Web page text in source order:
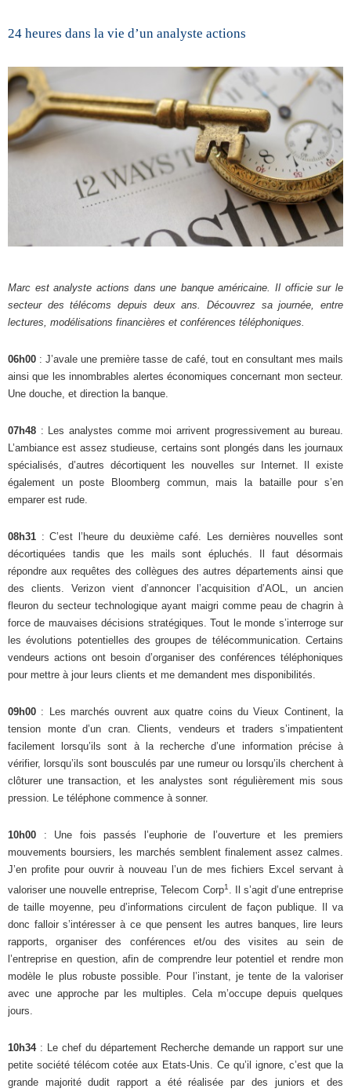
24 heures dans la vie d’un analyste actions
Marc est analyste actions dans une banque américaine. Il officie sur le
secteur des télécoms depuis deux ans. Découvrez sa journée, entre
lectures, modélisations financières et conférences téléphoniques.
06h00 : J’avale une première tasse de café, tout en consultant mes mails
ainsi que les innombrables alertes économiques concernant mon secteur.
Une douche, et direction la banque.
07h48 : Les analystes comme moi arrivent progressivement au bureau.
L’ambiance est assez studieuse, certains sont plongés dans les journaux
spécialisés, d’autres décortiquent les nouvelles sur Internet. Il existe
également un poste Bloomberg commun, mais la bataille pour s’en
emparer est rude.
08h31 : C’est l’heure du deuxième café. Les dernières nouvelles sont
décortiquées tandis que les mails sont épluchés. Il faut désormais
répondre aux requêtes des collègues des autres départements ainsi que
des clients. Verizon vient d’annoncer l’acquisition d’AOL, un ancien
fleuron du secteur technologique ayant maigri comme peau de chagrin à
force de mauvaises décisions stratégiques. Tout le monde s’interroge sur
les évolutions potentielles des groupes de télécommunication. Certains
vendeurs actions ont besoin d’organiser des conférences téléphoniques
pour mettre à jour leurs clients et me demandent mes disponibilités.
09h00 : Les marchés ouvrent aux quatre coins du Vieux Continent, la
tension monte d’un cran. Clients, vendeurs et traders s’impatientent
facilement lorsqu’ils sont à la recherche d’une information précise à
vérifier, lorsqu’ils sont bousculés par une rumeur ou lorsqu’ils cherchent à
clôturer une transaction, et les analystes sont régulièrement mis sous
pression. Le téléphone commence à sonner.
10h00 : Une fois passés l’euphorie de l’ouverture et les premiers
mouvements boursiers, les marchés semblent finalement assez calmes.
J’en profite pour ouvrir à nouveau l’un de mes fichiers Excel servant à
valoriser une nouvelle entreprise, Telecom Corp1
. Il s’agit d’une entreprise
de taille moyenne, peu d’informations circulent de façon publique. Il va
donc falloir s’intéresser à ce que pensent les autres banques, lire leurs
rapports, organiser des conférences et/ou des visites au sein de
l’entreprise en question, afin de comprendre leur potentiel et rendre mon
modèle le plus robuste possible. Pour l’instant, je tente de la valoriser
avec une approche par les multiples. Cela m’occupe depuis quelques
jours.
10h34: Le chef du département Recherche demande un rapport sur une
petite société télécom cotée aux Etats-Unis. Ce qu’il ignore, c’est que la
grande majorité dudit rapport a été réalisée par des juniors et des